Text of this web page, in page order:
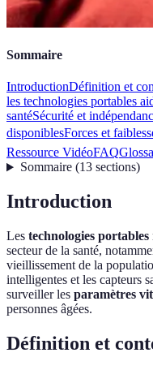
Sommaire
IntroductionDéfinition et
les technologies portables
santéSécurité et
disponiblesForces et
Ressource VidéoFAQ
Sommaire(13 sections)
Introduction
Les technologies portables
secteur de la santé,
vieillissement de la
intelligentes et les capteurs
surveiller les paramètres
personnes âgées.
Définition et